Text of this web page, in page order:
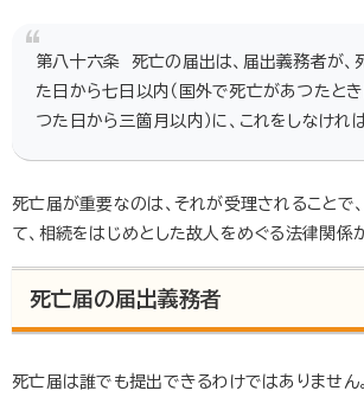
第八十六条 死亡の届出は、届出義務者が、
た日から七日以内（国外で死亡があつたと
つた日から三箇月以内）に、これをしなけれ
死亡届が重要なのは、それが受理されることで
て、相続をはじめとした故人をめぐる法律関係
死亡届の届出義務者
死亡届は誰でも提出できるわけではありません。